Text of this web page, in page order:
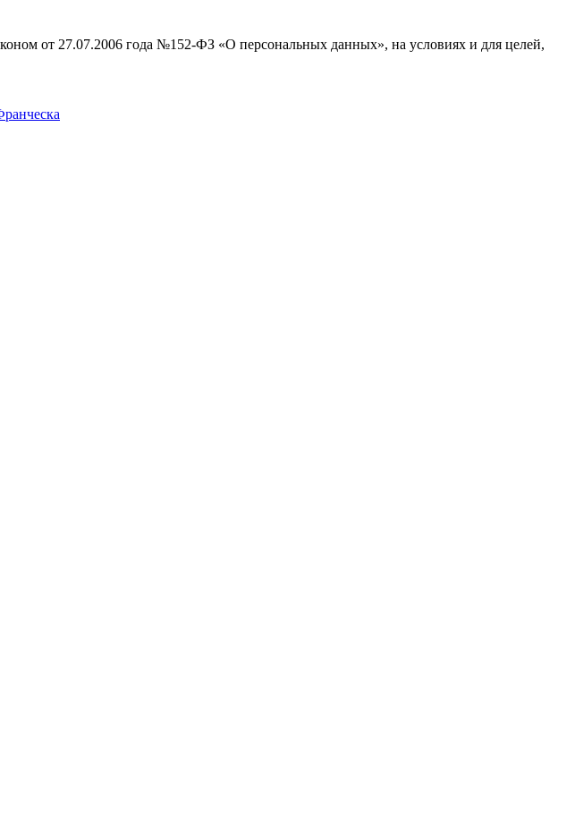
от 27.07.2006 года №152-ФЗ «О персональных данных», на условиях и для целей,